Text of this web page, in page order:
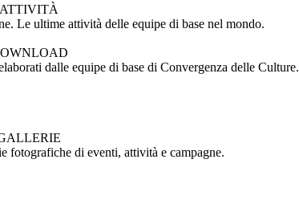
ATTIVITÀ
Le ultime attività delle equipe di base nel mondo.
dalle equipe di base di Convergenza delle Culture.
fotografiche di eventi, attività e campagne.